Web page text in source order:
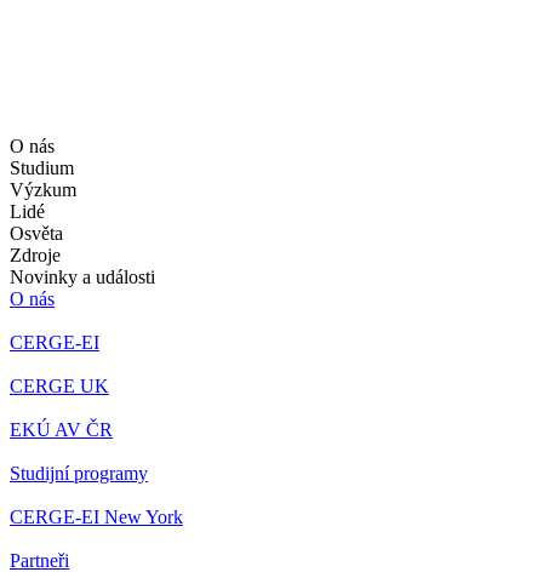
O nás
Studium
Výzkum
Lidé
Osvěta
Zdroje
Novinky a události
O nás
CERGE-EI
CERGE UK
EKÚ AV ČR
Studijní programy
CERGE-EI New York
Partneři